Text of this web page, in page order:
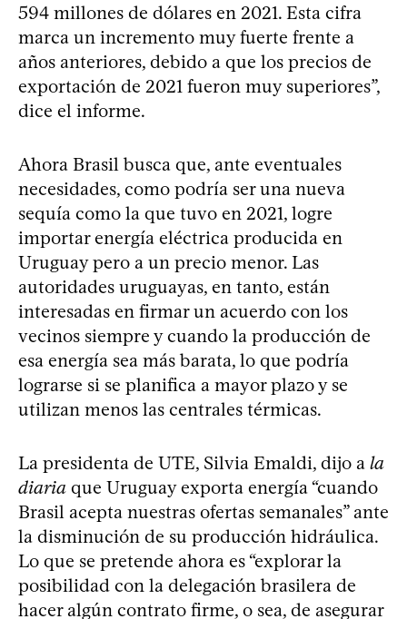
594 millones de dólares en 2021. Esta cifra
marca un incremento muy fuerte frente a
años anteriores, debido a que los precios de
exportación de 2021 fueron muy superiores”,
dice el informe.
Ahora Brasil busca que, ante eventuales
necesidades, como podría ser una nueva
sequía como la que tuvo en 2021, logre
importar energía eléctrica producida en
Uruguay pero a un precio menor. Las
autoridades uruguayas, en tanto, están
interesadas en firmar un acuerdo con los
vecinos siempre y cuando la producción de
esa energía sea más barata, lo que podría
lograrse si se planifica a mayor plazo y se
utilizan menos las centrales térmicas.
La presidenta de UTE, Silvia Emaldi, dijo a la
diaria que Uruguay exporta energía “cuando
Brasil acepta nuestras ofertas semanales” ante
la disminución de su producción hidráulica.
Lo que se pretende ahora es “explorar la
posibilidad con la delegación brasilera de
hacer algún contrato firme, o sea, de asegurar